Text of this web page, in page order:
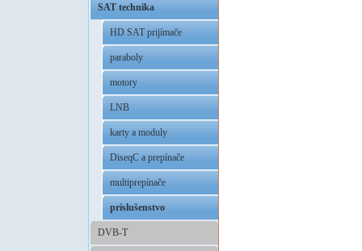
SAT technika
HD SAT prijímače
paraboly
motory
LNB
karty a moduly
DiseqC a prepínače
multiprepínače
príslušenstvo
DVB-T